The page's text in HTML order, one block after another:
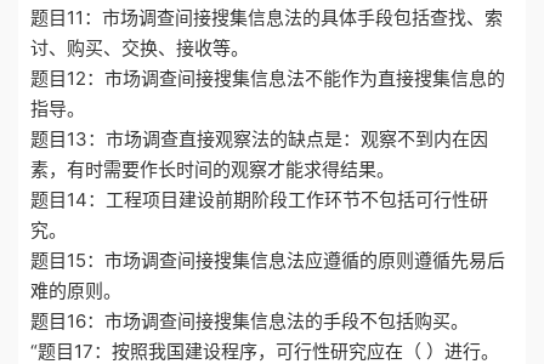
题目11：市场调查间接搜集信息法的具体手段包括查找、索
讨、购买、交换、接收等。
题目12：市场调查间接搜集信息法不能作为直接搜集信息的
指导。
题目13：市场调查直接观察法的缺点是：观察不到内在因
素，有时需要作长时间的观察才能求得结果。
题目14：工程项目建设前期阶段工作环节不包括可行性研
究。
题目15：市场调查间接搜集信息法应遵循的原则遵循先易后
难的原则。
题目16：市场调查间接搜集信息法的手段不包括购买。
“题目17：按照我国建设程序，可行性研究应在（ ）进行。